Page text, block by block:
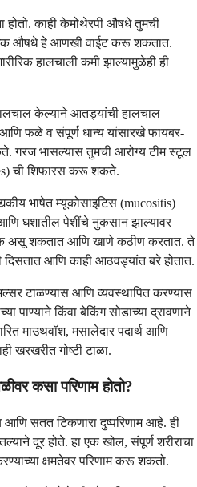
होतो. काही केमोथेरपी औषधे तुमची
औषधे हे आणखी वाईट करू शकतात.
हालचाली कमी झाल्यामुळेही ही
केल्याने आतड्यांची हालचाल
फळे व संपूर्ण धान्य यांसारखे फायबर-
गरज भासल्यास तुमची आरोग्य टीम स्टूल
ची शिफारस करू शकते.
भाषेत म्यूकोसाइटिस (mucositis)
घशातील पेशींचे नुकसान झाल्यावर
असू शकतात आणि खाणे कठीण करतात. ते
दिसतात आणि काही आठवड्यांत बरे होतात.
टाळण्यास आणि व्यवस्थापित करण्यास
पाण्याने किंवा बेकिंग सोडाच्या द्रावणाने
माउथवॉश, मसालेदार पदार्थ आणि
खरखरीत गोष्टी टाळा.
कसा परिणाम होतो?
आणि सतत टिकणारा दुष्परिणाम आहे. ही
दूर होते. हा एक खोल, संपूर्ण शरीराचा
क्षमतेवर परिणाम करू शकतो.